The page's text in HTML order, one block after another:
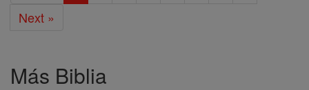
Next »
Más Biblia